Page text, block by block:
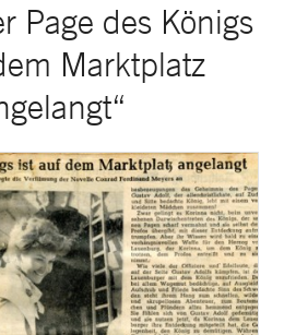
Page des Königs
Marktplatz